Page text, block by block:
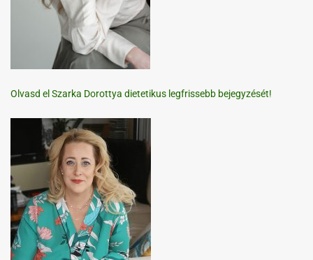
Olvasd el Szarka Dorottya dietetikus legfrissebb bejegyzését!